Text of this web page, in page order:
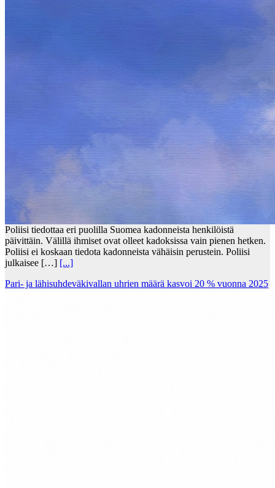
Poliisi tiedottaa eri puolilla Suomea kadonneista henkilöistä
päivittäin. Välillä ihmiset ovat olleet kadoksissa vain pienen hetken.
Poliisi ei koskaan tiedota kadonneista vähäisin perustein. Poliisi
julkaisee […] [...]
Pari- ja lähisuhdeväkivallan uhrien määrä kasvoi 20 % vuonna 2025